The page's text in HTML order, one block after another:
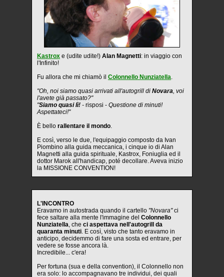
Kastrox e (udite udite!) Alan Magnetti: in viaggio con
l'Infinito!
Fu allora che mi chiamò il Colonnello Nunziatella.
"Oh, noi siamo quasi arrivati all'autogrill di Novara, voi
l'avete già passato?"
"Siamo quasi lì! - risposi - Questione di minuti!
Aspettateci!"
È bello rallentare il mondo.
E così, verso le due, l'equipaggio composto da Ivan
Piombino alla guida meccanica, i cinque io di Alan
Magnetti alla guida spirituale, Kastrox, Foniuglia ed il
dottor Marok all'handicap, poté decollare. Aveva inizio
la MISSIONE CONVENTION!
L'INCONTRO
Eravamo in autostrada quando il cartello "Novara"ci
fece saltare alla mente l'immagine del Colonnello
Nunziatella, che ci aspettava nell'autogrill da
quaranta minuti. E così, visto che tanto eravamo in
anticipo, decidemmo di fare una sosta ed entrare, per
vedere se fosse ancora là.
Incredibile... c'era!
Per fortuna (sua e della convention), il Colonnello non
era solo: lo accompagnavano tre individui, dei quali